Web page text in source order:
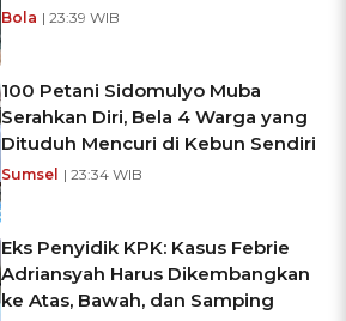
Bola | 23:39 WIB
100 Petani Sidomulyo Muba
Serahkan Diri, Bela 4 Warga yang
Dituduh Mencuri di Kebun Sendiri
Sumsel | 23:34 WIB
Eks Penyidik KPK: Kasus Febrie
Adriansyah Harus Dikembangkan
ke Atas, Bawah, dan Samping